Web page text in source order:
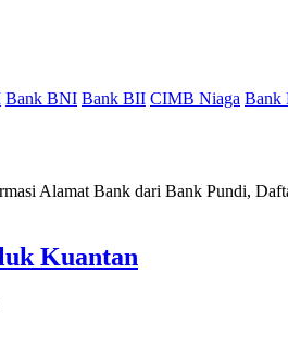
Bank BNI Bank BII CIMB Niaga Bank
Alamat Bank dari Bank Pundi,
Kuantan